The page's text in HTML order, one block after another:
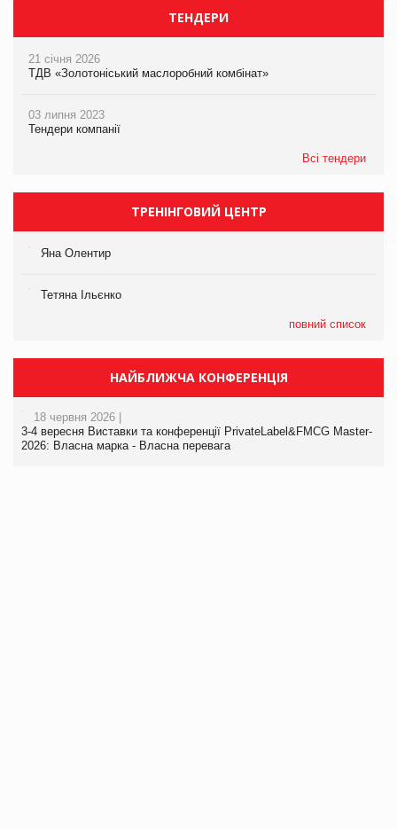
ТЕНДЕРИ
21 січня 2026
ТДВ «Золотоніський маслоробний комбінат»
03 липня 2023
Тендери компанії
Всі тендери
ТРЕНІНГОВИЙ ЦЕНТР
Яна Олентир
Тетяна Ільєнко
повний список
НАЙБЛИЖЧА КОНФЕРЕНЦІЯ
18 червня 2026 |
3-4 вересня Виставки та конференції PrivateLabel&FMCG Master-
2026: Власна марка - Власна перевага